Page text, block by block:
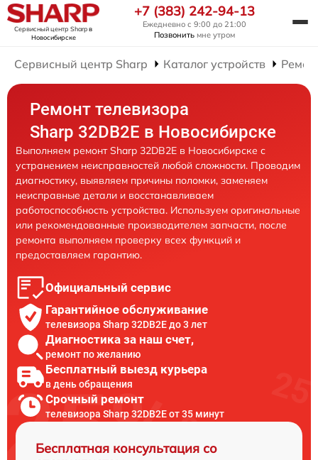
Сервисный центр Sharpв
Новосибирске
+7 (383) 242-94-13
Ежедневно с 9:00 до 21:00
Позвонить мне утром
Сервисный центр Sharp Каталог устройств
Ремонт телевизора
Sharp 32DB2E в Новосибирске
Выполняем ремонт Sharp 32DB2E в Новосибирске с
устранением неисправностей любой сложности. Проводим
диагностику, выявляем причины поломки, заменяем
неисправные детали и восстанавливаем
работоспособность устройства. Используем оригинальные
или рекомендованные производителем запчасти, после
ремонта выполняем проверку всех функций и
предоставляем гарантию.
Официальный сервис
Гарантийное обслуживание
телевизора Sharp 32DB2E до 3 лет
Диагностика за наш счет,
ремонт по желанию
Бесплатный выезд курьера
в день обращения
Срочный ремонт
телевизора Sharp 32DB2E от 35 минут
Бесплатная консультация со